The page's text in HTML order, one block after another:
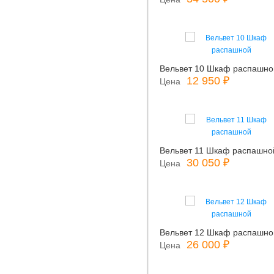
Вельвет 10 Шкаф
Цена
12 950 ₽
Вельвет 11 Шкаф
Цена
30 050 ₽
Вельвет 12 Шкаф
Цена
26 000 ₽